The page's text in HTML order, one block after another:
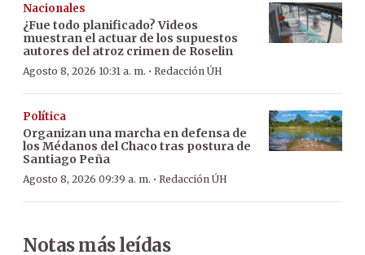
Nacionales
¿Fue todo planificado? Videos
muestran el actuar de los supuestos
autores del atroz crimen de Roselin
Agosto 8, 2026 10:31 a. m. · Redacción ÚH
Política
Organizan una marcha en defensa de
los Médanos del Chaco tras postura de
Santiago Peña
Agosto 8, 2026 09:39 a. m. · Redacción ÚH
Notas más leídas